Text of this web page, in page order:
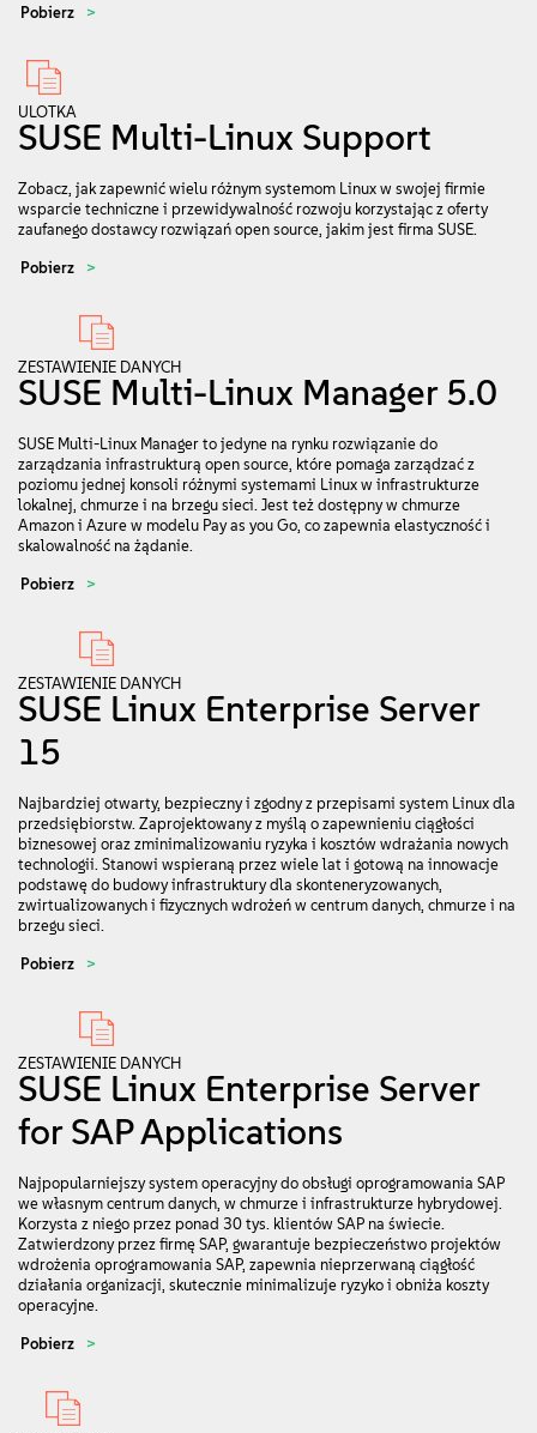
Pobierz
ULOTKA
SUSE Multi-Linux Support
Zobacz, jak zapewnić wielu różnym systemom Linux w swojej firmie
wsparcie techniczne i przewidywalność rozwoju korzystając z oferty
zaufanego dostawcy rozwiązań open source, jakim jest firma SUSE.
Pobierz
ZESTAWIENIE DANYCH
SUSE Multi-Linux Manager 5.0
SUSE Multi-Linux Manager to jedyne na rynku rozwiązanie do
zarządzania infrastrukturą open source, które pomaga zarządzać z
poziomu jednej konsoli różnymi systemami Linux w infrastrukturze
lokalnej, chmurze i na brzegu sieci. Jest też dostępny w chmurze
Amazon i Azure w modelu Pay as you Go, co zapewnia elastyczność i
skalowalność na żądanie.
Pobierz
ZESTAWIENIE DANYCH
SUSE Linux Enterprise Server
15
Najbardziej otwarty, bezpieczny i zgodny z przepisami system Linux dla
przedsiębiorstw. Zaprojektowany z myślą o zapewnieniu ciągłości
biznesowej oraz zminimalizowaniu ryzyka i kosztów wdrażania nowych
technologii. Stanowi wspieraną przez wiele lat i gotową na innowacje
podstawę do budowy infrastruktury dla skonteneryzowanych,
zwirtualizowanych i fizycznych wdrożeń w centrum danych, chmurze i na
brzegu sieci.
Pobierz
ZESTAWIENIE DANYCH
SUSE Linux Enterprise Server
for SAP Applications
Najpopularniejszy system operacyjny do obsługi oprogramowania SAP
we własnym centrum danych, w chmurze i infrastrukturze hybrydowej.
Korzysta z niego przez ponad 30 tys. klientów SAP na świecie.
Zatwierdzony przez firmę SAP, gwarantuje bezpieczeństwo projektów
wdrożenia oprogramowania SAP, zapewnia nieprzerwaną ciągłość
działania organizacji, skutecznie minimalizuje ryzyko i obniża koszty
operacyjne.
Pobierz